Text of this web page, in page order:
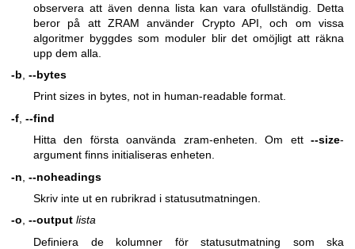
observera att även denna lista kan vara ofullständig. Detta
beror på att ZRAM använder Crypto API, och om vissa
algoritmer byggdes som moduler blir det omöjligt att räkna
upp dem alla.
-b --bytes
Print sizes in bytes, not in human-readable format.
-f --find
Hitta den första oanvända zram-enheten. Om ett --size-
argument finns initialiseras enheten.
-n --noheadings
Skriv inte ut en rubrikrad i statusutmatningen.
-o, --output lista
Definiera de kolumner för statusutmatning som ska